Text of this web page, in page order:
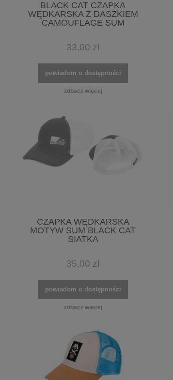
BLACK CAT CZAPKA
WĘDKARSKA Z DASZKIEM
CAMOUFLAGE SUM
33,00 zł
powiadom o dostępności
zobacz więcej
CZAPKA WĘDKARSKA
MOTYW SUM BLACK CAT
SIATKA
35,00 zł
powiadom o dostępności
zobacz więcej